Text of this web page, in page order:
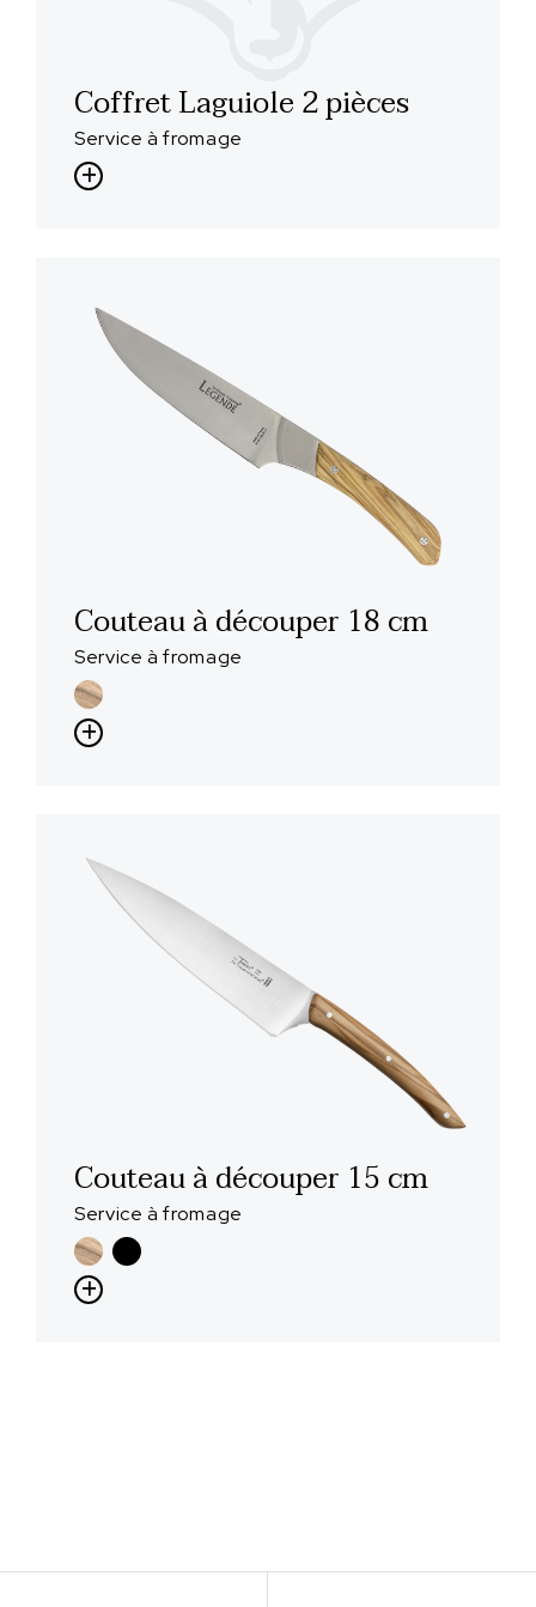
Coffret Laguiole 2 pièces
Service à fromage
Couteau à découper 18 cm
Service à fromage
Couteau à découper 15 cm
Service à fromage